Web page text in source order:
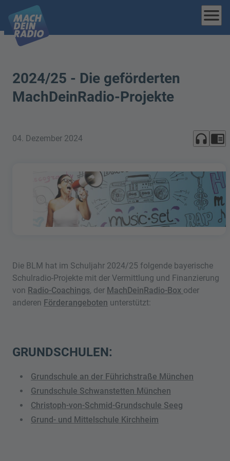
menu
2024/25 - Die geförderten
MachDeinRadio-Projekte
04. Dezember 2024 headphones chrome_reader_mode
Die BLM hat im Schuljahr 2024/25 folgende bayerische
Schulradio-Projekte mit der Vermittlung und Finanzierung
von Radio-Coachings, der MachDeinRadio-Box oder
anderen Förderangeboten unterstützt:
GRUNDSCHULEN:
Grundschule an der Führichstraße München
Grundschule Schwanstetten München
Christoph-von-Schmid-Grundschule Seeg
Grund- und Mittelschule Kirchheim